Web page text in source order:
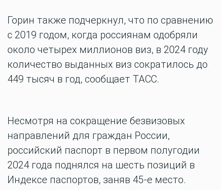
Горин также подчеркнул, что по сравнению
с 2019 годом, когда россиянам одобряли
около четырех миллионов виз, в 2024 году
количество выданных виз сократилось до
449 тысяч в год, сообщает ТАСС.
Несмотря на сокращение безвизовых
направлений для граждан России,
российский паспорт в первом полугодии
2024 года поднялся на шесть позиций в
Индексе паспортов, заняв 45-е место.